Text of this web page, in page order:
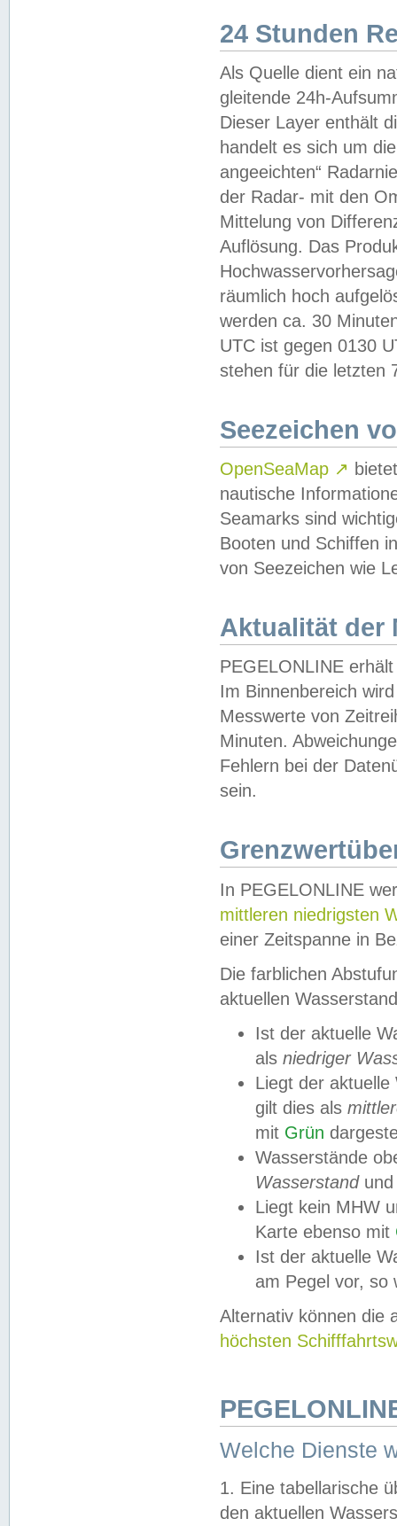
24 Stunden
Als Quelle dient ein
gleitende 24h-
Dieser Layer enthält
handelt es sich um
angeeichten“
der Radar- mit den
Mittelung von
Auflösung. Das
räumlich hoch
werden ca. 30
UTC ist gegen 0130
stehen für die letzten
Seezeichen
OpenSeaMap ↗
nautische
Seamarks sind
Booten und Schiffen
von Seezeichen wie
Aktualität der
PEGELONLINE
Im Binnenbereich
Messwerte von
Minuten.
Fehlern bei der
sein.
In PEGELONLINE
mittleren niedrigsten
einer Zeitspanne in
Die farblichen
aktuellen
Ist der aktuelle
als niedriger
Liegt der
gilt dies als
mit Grün
Wasserstände
Wasserstandund
Liegt kein MHW
Karte ebenso mit
Ist der aktuelle
am Pegel vor,
Alternativ können die
höchsten
Welche Dienste
1. Eine tabellarische
den aktuellen